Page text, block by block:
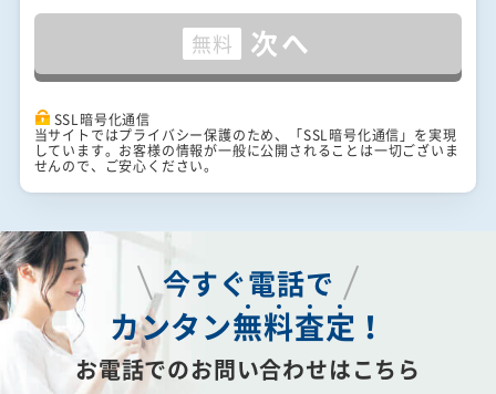
無料 次へ
SSL暗号化通信
当サイトではプライバシー保護のため、「SSL暗号化通信」を実現
しています。お客様の情報が一般に公開されることは一切ございま
せんので、ご安心ください。
今すぐ電話で
カンタン無料査定 ！
お電話でのお問い合わせはこちら